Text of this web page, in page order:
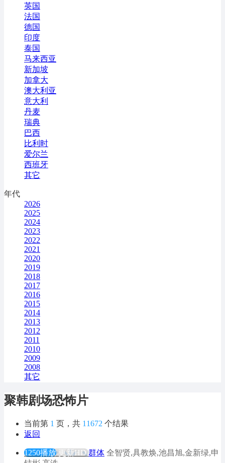
英国
法国
德国
印度
泰国
马来西亚
新加坡
加拿大
澳大利亚
意大利
丹麦
瑞典
巴西
比利时
爱尔兰
西班牙
其它
年代
2026
2025
2024
2023
2022
2021
2020
2019
2018
2017
2016
2015
2014
2013
2012
2011
2010
2009
2008
其它
聚韩剧场恐怖片
当前第 1 页，共 11672 个结果
返回
1250播放 更新HD 群体 全智贤,具教焕,池昌旭,金新绿,申